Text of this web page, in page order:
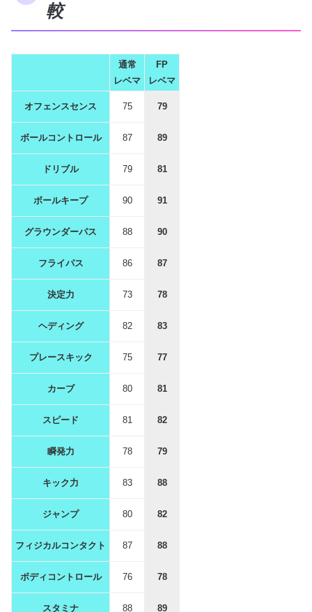
較
通常
レベマ
FP
レベマ
オフェンスセンス 75 79
ボールコントロール 87 89
ドリブル 79 81
ボールキープ 90 91
グラウンダーパス 88 90
フライパス 86 87
決定力 73 78
ヘディング 82 83
プレースキック 75 77
カーブ 80 81
スピード 81 82
瞬発力 78 79
キック力 83 88
ジャンプ 80 82
フィジカルコンタクト 87 88
ボディコントロール 76 78
スタミナ 88 89